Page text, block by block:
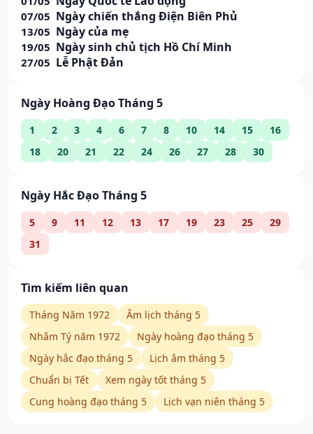
07/05 Ngày chiến thắng Điện Biên Phủ
13/05 Ngày của mẹ
19/05 Ngày sinh chủ tịch Hồ Chí Minh
27/05 Lễ Phật Đản
Ngày Hoàng Đạo Tháng 5
1 2 3 4 6 7 8 10 14 15
16
18
20 21 22 24 26 27 28 30
Ngày Hắc Đạo Tháng 5
5 9 11 12 13 17 19 23 25
29
31
Tìm kiếm liên quan
Tháng Năm 1972
Âm lịch tháng 5
Nhâm Tý năm 1972
Ngày hoàng đạo tháng 5
Ngày hắc đạo tháng 5
Lịch âm tháng 5
Chuẩn bị Tết
Xem ngày tốt tháng 5
Cung hoàng đạo tháng 5
Lịch vạn niên tháng 5